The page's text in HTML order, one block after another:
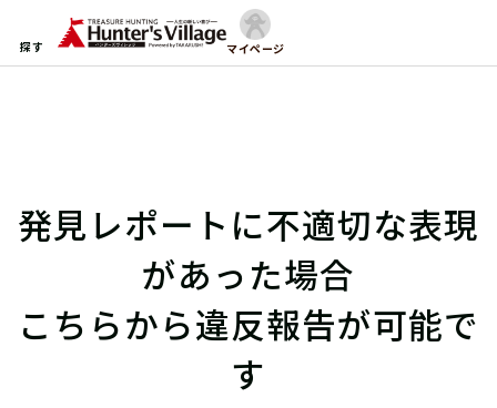
探す マイページ
発見レポートに不適切な表現
があった場合
こちらから違反報告が可能で
す